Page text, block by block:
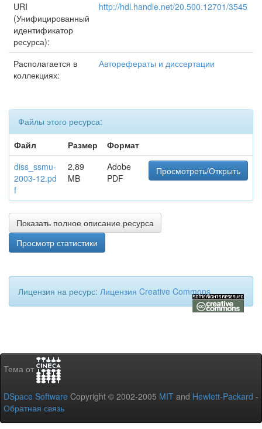
URI
(Унифицированный
идентификатор
ресурса):
http://hdl.handle.net/20.500.12701/3545
Располагается в
коллекциях:
Авторефераты и диссертации
Файлы этого ресурса:
Файл
Размер
Формат
diss_ssmu-
2003-12.pd
f
2,89
MB
Adobe
PDF
Просмотреть/Открыть
Показать полное описание ресурса
Просмотр статистики
Лицензия на ресурс: Лицензия Creative Commons
Тема от
DSpace Software Copyright © 2002-2005 MIT and Hewlett-Packard -
Обратная связь